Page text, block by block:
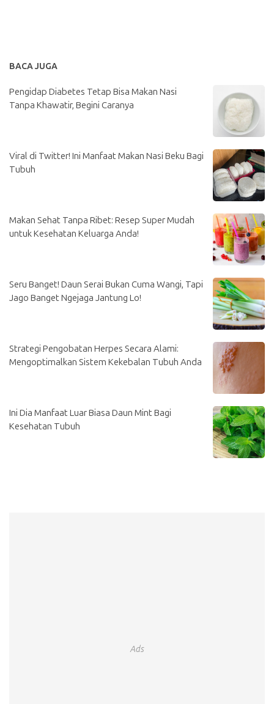
BACA JUGA
Pengidap Diabetes Tetap Bisa Makan Nasi
Tanpa Khawatir, Begini Caranya
Viral di Twitter! Ini Manfaat Makan Nasi Beku Bagi
Tubuh
Makan Sehat Tanpa Ribet: Resep Super Mudah
untuk Kesehatan Keluarga Anda!
Seru Banget! Daun Serai Bukan Cuma Wangi, Tapi
Jago Banget Ngejaga Jantung Lo!
Strategi Pengobatan Herpes Secara Alami:
Mengoptimalkan Sistem Kekebalan Tubuh Anda
Ini Dia Manfaat Luar Biasa Daun Mint Bagi
Kesehatan Tubuh
Ads